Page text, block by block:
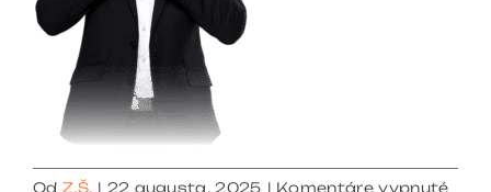
Od Z.Š. | 22 augusta, 2025 | Komentáre vypnuténa